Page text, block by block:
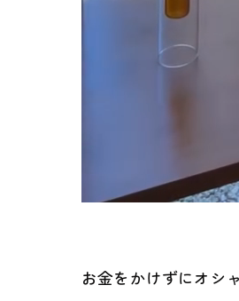
お金をかけずにオシ